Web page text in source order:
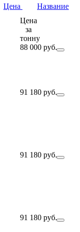
Цена
Название
Цена
за
тонну
88 000 руб.
91 180 руб.
91 180 руб.
91 180 руб.